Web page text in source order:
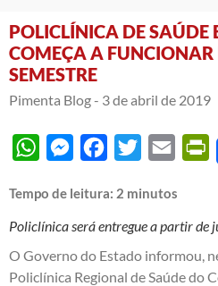
POLICLÍNICA DE SAÚDE
COMEÇA A FUNCIONAR
SEMESTRE
Pimenta Blog - 3 de abril de 2019
WhatsAppMessengerFacebook
Twitter Email
Tempo de leitura: 2 minutos
Policlínica será entregue a partir de
O Governo do Estado informou,
Policlínica Regional de Saúde do